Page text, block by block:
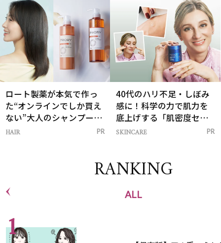
ロート製薬が本気で作っ
た“オンラインでしか買え
ない”大人のシャンプー＆
トリートメントって？
HAIR PR
40代のハリ不足・しぼみ
感に！科学の力で肌力を
底上げする「肌密度セラ
ム」
SKINCARE PR
RANKING
ALL